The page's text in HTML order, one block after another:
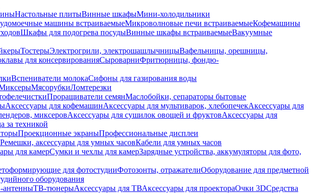
Настольные плитыВинные шкафыМини-холодильники
машины встраиваемыеМикроволновые печи встраиваемыеКофемашины
Шкафы для подогрева посудыВинные шкафы встраиваемыеВакуумные
ТостерыЭлектрогрили, электрошашлычницыВафельницы, орешницы,
для консервированияСыроварниФритюрницы, фондю-
Вспениватели молокаСифоны для газирования воды
МясорубкиЛомтерезки
Проращиватели семянМаслобойки, сепараторы бытовые
Аксессуары для кофемашинАксессуары для мультиварок, хлебопечекАксессуары для
миксеровАксессуары для сушилок овощей и фруктовАксессуары для
за техникой
Проекционные экраныПрофессиональные дисплеи
Ремешки, аксессуары для умных часовКабели для умных часов
для камерСумки и чехлы для камерЗарядные устройства, аккумуляторы для фото,
для фотостудииФотозонты, отражателиОборудование для предметной
оборудования
антенныТВ-тюнерыАксессуары для ТВАксессуары для проектораОчки 3DСредства